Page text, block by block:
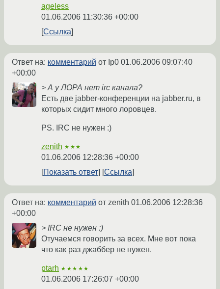
ageless
01.06.2006 11:30:36 +00:00
Ссылка
Ответ на: комментарий от Ip0 01.06.2006 09:07:40
+00:00
> А у ЛОРА нет irc канала?
Есть две jabber-конференции на jabber.ru, в
которых сидит много лоровцев.
PS. IRC не нужен :)
zenith ★★★
01.06.2006 12:28:36 +00:00
Показать ответ
Ссылка
Ответ на: комментарий от zenith 01.06.2006 12:28:36
+00:00
> IRC не нужен :)
Отучаемся говорить за всех. Мне вот пока
что как раз джаббер не нужен.
ptarh ★★★★★
01.06.2006 17:26:07 +00:00